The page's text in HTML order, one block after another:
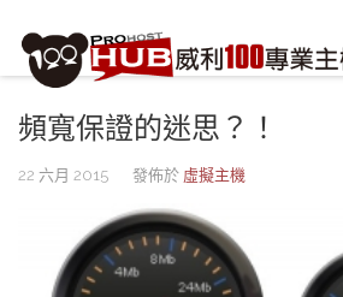
頻寬保證的迷思？！
22 六月 2015 發佈於 虛擬主機
註冊/登入或註冊會
信箱
安全密鑰(已設定雙重認證才
加入會員
忘記您的密碼？